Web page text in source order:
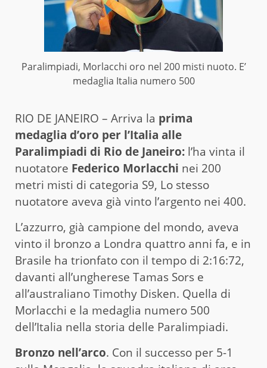
Paralimpiadi, Morlacchi oro nel 200 misti nuoto. E’
medaglia Italia numero 500
RIO DE JANEIRO – Arriva la prima
medaglia d’oro per l’Italia alle
Paralimpiadi di Rio de Janeiro: l’ha vinta il
nuotatore Federico Morlacchi nei 200
metri misti di categoria S9, Lo stesso
nuotatore aveva già vinto l’argento nei 400.
L’azzurro, già campione del mondo, aveva
vinto il bronzo a Londra quattro anni fa, e in
Brasile ha trionfato con il tempo di 2:16:72,
davanti all’ungherese Tamas Sors e
all’australiano Timothy Disken. Quella di
Morlacchi e la medaglia numero 500
dell’Italia nella storia delle Paralimpiadi.
Bronzo nell’arco. Con il successo per 5-1